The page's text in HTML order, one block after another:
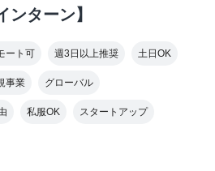
ンターン】
ート可 週3日以上推奨 土日OK
事業 グローバル
私服OK スタートアップ